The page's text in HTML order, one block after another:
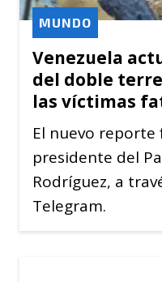
Venezuela
del doble
las víctimas
MUNDO
El nuevo
presidente del
Rodríguez, a
Telegram.